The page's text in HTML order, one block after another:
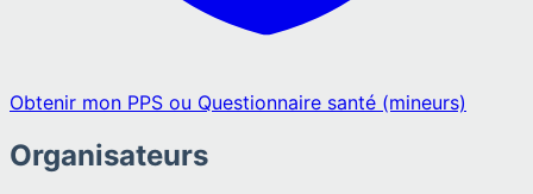
Obtenir mon PPS ou Questionnaire santé (mineurs)
Organisateurs